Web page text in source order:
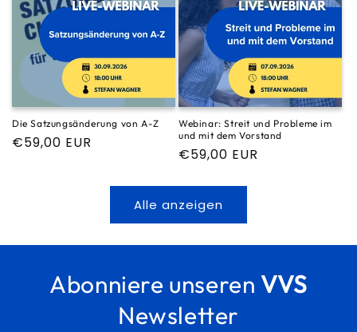
Die Satzungsänderung von A-Z
Normaler
€59,00 EUR
Webinar: Streit und Probleme im
und mit dem Vorstand
Normaler
€59,00 EUR
Alle anzeigen
Abonniere unseren VVS
Newsletter